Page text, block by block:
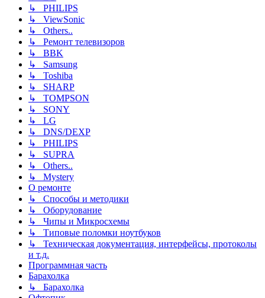
↳ PHILIPS
↳ ViewSonic
↳ Others..
↳ Ремонт телевизоров
↳ BBK
↳ Samsung
↳ Toshiba
↳ SHARP
↳ TOMPSON
↳ SONY
↳ LG
↳ DNS/DEXP
↳ PHILIPS
↳ SUPRA
↳ Others..
↳ Mystery
О ремонте
↳ Способы и методики
↳ Оборудование
↳ Чипы и Микросхемы
↳ Типовые поломки ноутбуков
↳ Техническая документация, интерфейсы, протоколы
и т.д.
Программная часть
Барахолка
↳ Барахолка